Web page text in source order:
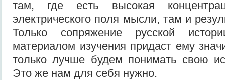
там, где есть высокая
электрического поля мысли, там и
Только сопряжение русской
материалом изучения придаст ему
только лучше будем понимать свою
Это же нам для себя нужно.